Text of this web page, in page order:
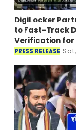
DigiLocker
to Fast-Track
Verification for
Heading to
PRESS RELEASE